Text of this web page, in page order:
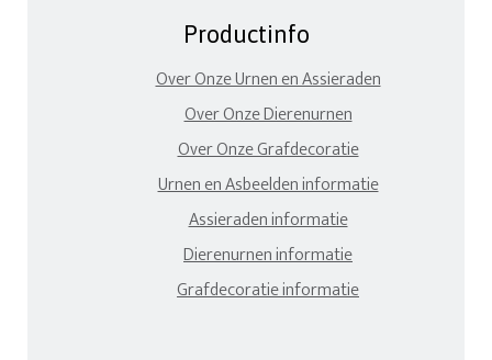
Productinfo
Over Onze Urnen en Assieraden
Over Onze Dierenurnen
Over Onze Grafdecoratie
Urnen en Asbeelden informatie
Assieraden informatie
Dierenurnen informatie
Grafdecoratie informatie